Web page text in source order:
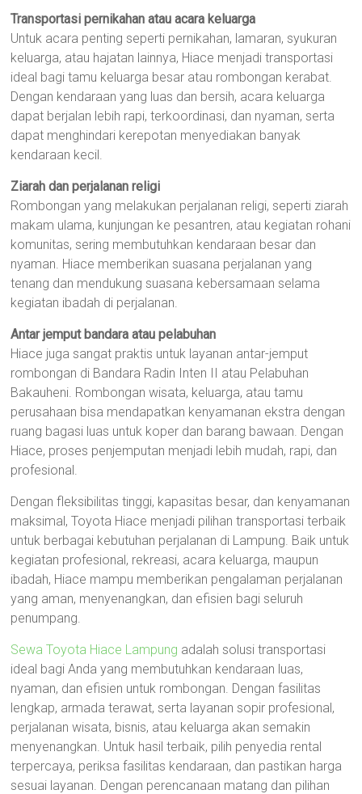
Transportasi pernikahan atau acara keluarga
Untuk acara penting seperti pernikahan, lamaran, syukuran
keluarga, atau hajatan lainnya, Hiace menjadi transportasi
ideal bagi tamu keluarga besar atau rombongan kerabat.
Dengan kendaraan yang luas dan bersih, acara keluarga
dapat berjalan lebih rapi, terkoordinasi, dan nyaman, serta
dapat menghindari kerepotan menyediakan banyak
kendaraan kecil.
Ziarah dan perjalanan religi
Rombongan yang melakukan perjalanan religi, seperti ziarah
makam ulama, kunjungan ke pesantren, atau kegiatan rohani
komunitas, sering membutuhkan kendaraan besar dan
nyaman. Hiace memberikan suasana perjalanan yang
tenang dan mendukung suasana kebersamaan selama
kegiatan ibadah di perjalanan.
Antar jemput bandara atau pelabuhan
Hiace juga sangat praktis untuk layanan antar-jemput
rombongan di Bandara Radin Inten II atau Pelabuhan
Bakauheni. Rombongan wisata, keluarga, atau tamu
perusahaan bisa mendapatkan kenyamanan ekstra dengan
ruang bagasi luas untuk koper dan barang bawaan. Dengan
Hiace, proses penjemputan menjadi lebih mudah, rapi, dan
profesional.
Dengan fleksibilitas tinggi, kapasitas besar, dan kenyamanan
maksimal, Toyota Hiace menjadi pilihan transportasi terbaik
untuk berbagai kebutuhan perjalanan di Lampung. Baik untuk
kegiatan profesional, rekreasi, acara keluarga, maupun
ibadah, Hiace mampu memberikan pengalaman perjalanan
yang aman, menyenangkan, dan efisien bagi seluruh
penumpang.
Sewa Toyota Hiace Lampung adalah solusi transportasi
ideal bagi Anda yang membutuhkan kendaraan luas,
nyaman, dan efisien untuk rombongan. Dengan fasilitas
lengkap, armada terawat, serta layanan sopir profesional,
perjalanan wisata, bisnis, atau keluarga akan semakin
menyenangkan. Untuk hasil terbaik, pilih penyedia rental
terpercaya, periksa fasilitas kendaraan, dan pastikan harga
sesuai layanan. Dengan perencanaan matang dan pilihan